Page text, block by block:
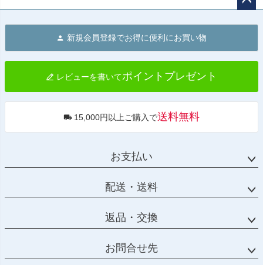
へ
新規会員登録でお得に便利にお買い物
レビューを書いてポイントプレゼント
15,000円以上ご購入で送料無料
お支払い
配送・送料
返品・交換
お問合せ先